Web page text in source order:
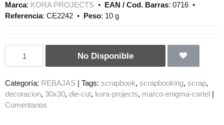
Marca: KORA PROJECTS • EAN / Cod. Barras: 0716 •
Referencia: CE2242 • Peso: 10 g
No Disponible
Categoría: REBAJAS | Tags: scrapbook scrapbooking scrap
decoracion 30x30 die-cut kora-projects marco-enigma-cartel |
Comentarios